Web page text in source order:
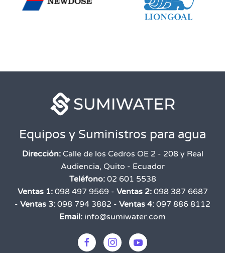
Equipos y Suministros para agua
Dirección:Calle de los Cedros OE 2 - 208 y Real
Audiencia, Quito - Ecuador
Teléfono:02 601 5538
Ventas 1:098 497 9569 - Ventas 2:098 387 6687
- Ventas 3: 098 794 3882 - Ventas 4: 097 886 8112
Email: info@sumiwater.com